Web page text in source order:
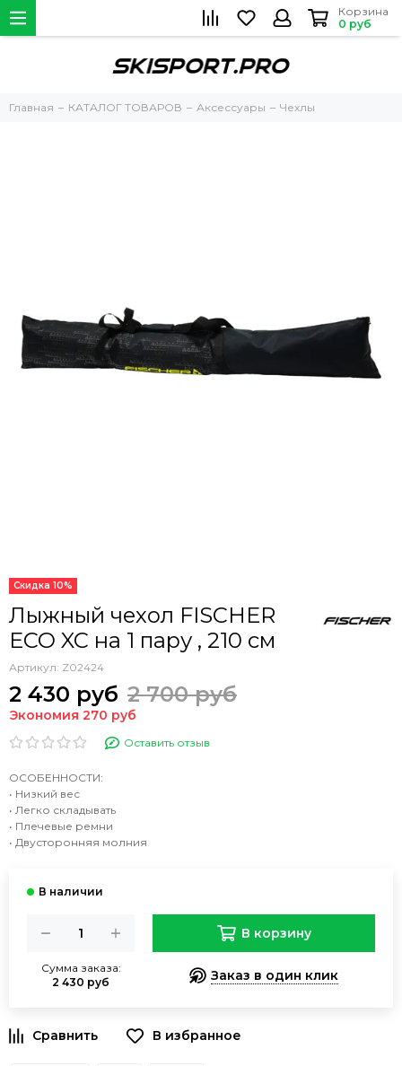
Корзина
0 руб
Главная КАТАЛОГ ТОВАРОВ Аксессуары Чехлы
Скидка 10%
Лыжный чехол FISCHER
ECO XC на 1 пару , 210 см
Артикул: Z02424
2 430 руб 2 700 руб
Экономия 270 руб
Оставить отзыв
ОСОБЕННОСТИ:
• Низкий вес
• Легко складывать
• Плечевые ремни
• Двусторонняя молния
Сумма заказа:
2 430 руб
В корзину
Заказ в один клик